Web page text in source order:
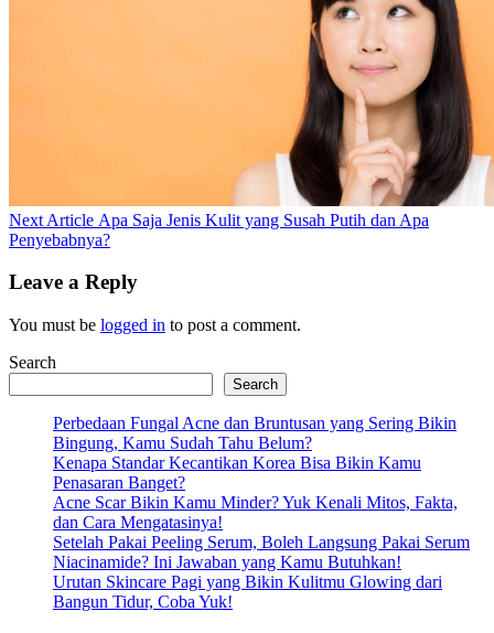
Next Article Next
Post:
Apa Saja Jenis Kulit yang Susah Putih dan Apa
Penyebabnya?
Leave a Reply
You must be logged in to post a comment.
Search
Search
Perbedaan Fungal Acne dan Bruntusan yang Sering Bikin
Bingung, Kamu Sudah Tahu Belum?
Kenapa Standar Kecantikan Korea Bisa Bikin Kamu
Penasaran Banget?
Acne Scar Bikin Kamu Minder? Yuk Kenali Mitos, Fakta,
dan Cara Mengatasinya!
Setelah Pakai Peeling Serum, Boleh Langsung Pakai Serum
Niacinamide? Ini Jawaban yang Kamu Butuhkan!
Urutan Skincare Pagi yang Bikin Kulitmu Glowing dari
Bangun Tidur, Coba Yuk!